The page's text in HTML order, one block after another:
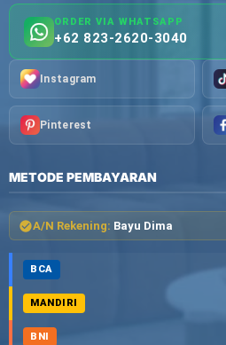
ORDER VIA WHATSAPP
+62 823-2620-3040
Instagram
Pinterest
METODE PEMBAYARAN
A/N Rekening: Bayu Dima
BCA
MANDIRI
BNI